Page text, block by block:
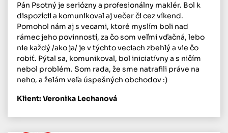
Pán Psotný je seriózny a profesionálny maklér. Bol k
dispozícii a komunikoval aj večer či cez víkend.
Pomohol nám aj s vecami, ktoré myslím boli nad
rámec jeho povinností, za čo som veľmi vďačná, lebo
nie každý /ako ja/ je v týchto veciach zbehlý a vie čo
robiť. Pýtal sa, komunikoval, bol iniciatívny a s ničím
nebol problém. Som rada, že sme natrafili práve na
neho, a želám veľa úspešných obchodov :)
Klient: Veronika Lechanová